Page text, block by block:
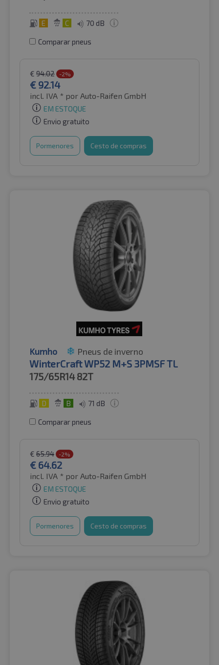
E C 70 dB
Comparar pneus
€ 94.02 -2%
€ 92.14
incl. IVA * por Auto-Raifen GmbH
EM ESTOQUE
Envio gratuito
Pormenores Cesto de compras
Kumho Pneus de inverno
WinterCraft WP52 M+S 3PMSF TL
175/65R14 82T
D B 71 dB
Comparar pneus
€ 65.94 -2%
€ 64.62
incl. IVA * por Auto-Raifen GmbH
EM ESTOQUE
Envio gratuito
Pormenores Cesto de compras